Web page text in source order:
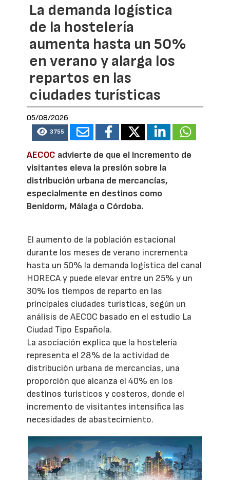
La demanda logística
de la hostelería
aumenta hasta un 50%
en verano y alarga los
repartos en las
ciudades turísticas
05/08/2026
3755
AECOC advierte de que el incremento de
visitantes eleva la presión sobre la
distribución urbana de mercancías,
especialmente en destinos como
Benidorm, Málaga o Córdoba.
El aumento de la población estacional
durante los meses de verano incrementa
hasta un 50% la demanda logística del canal
HORECA y puede elevar entre un 25% y un
30% los tiempos de reparto en las
principales ciudades turísticas, según un
análisis de AECOC basado en el estudio La
Ciudad Tipo Española.
La asociación explica que la hostelería
representa el 28% de la actividad de
distribución urbana de mercancías, una
proporción que alcanza el 40% en los
destinos turísticos y costeros, donde el
incremento de visitantes intensifica las
necesidades de abastecimiento.